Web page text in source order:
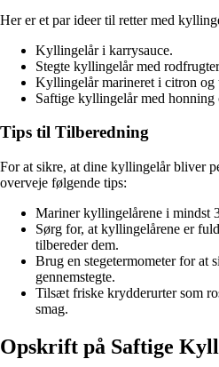
Her er et par ideer til retter med
Kyllingelår i karrysauce.
Stegte kyllingelår med
Kyllingelår marineret i citron og
Saftige kyllingelår med honning
Tips til Tilberedning
For at sikre, at dine kyllingelår bliver
overveje følgende tips:
Mariner kyllingelårene i mindst
Sørg for, at kyllingelårene er
tilbereder dem.
Brug en stegetermometer for at
gennemstegte.
Tilsæt friske krydderurter som
smag.
Opskrift på Saftige